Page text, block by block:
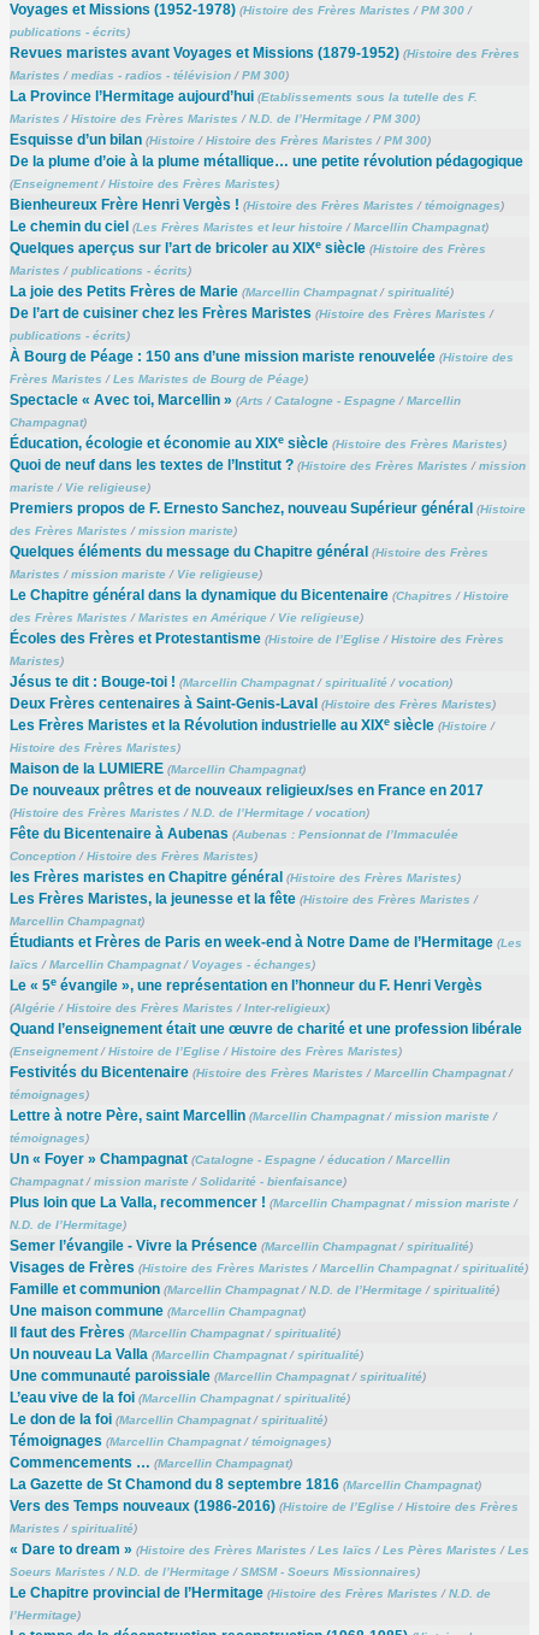
Voyages et Missions (1952-1978) (Histoire des Frères Maristes /PM 300/
publications - écrits)
Revues maristes avant Voyages et Missions (1879-1952) (Histoire des Frères
Maristes /medias - radios - télévision/PM 300)
La Province l’Hermitage aujourd’hui (Etablissements sous la tutelle des F.
Maristes /Histoire des Frères Maristes /N.D. de l’Hermitage/PM 300)
Esquisse d’un bilan (Histoire/Histoire des Frères Maristes /PM 300)
De la plume d’oie à la plume métallique… une petite révolution pédagogique
(Enseignement/Histoire des Frères Maristes)
Bienheureux Frère Henri Vergès ! (Histoire des Frères Maristes /témoignages)
Le chemin du ciel (Les Frères Maristes et leur histoire/Marcellin Champagnat)
Quelques aperçus sur l’art de bricoler au XIXesiècle (Histoire des Frères
Maristes /publications - écrits)
La joie des Petits Frères de Marie (Marcellin Champagnat/spiritualité)
De l’art de cuisiner chez les Frères Maristes (Histoire des Frères Maristes /
publications - écrits)
À Bourg de Péage : 150 ans d’une mission mariste renouvelée (Histoire des
Frères Maristes /Les Maristes de Bourg de Péage)
Spectacle « Avec toi, Marcellin » (Arts /Catalogne - Espagne/Marcellin
Champagnat)
Éducation, écologie et économie au XIXesiècle (Histoire des Frères Maristes)
Quoi de neuf dans les textes de l’Institut ? (Histoire des Frères Maristes /mission
mariste/ Vie religieuse)
Premiers propos de F. Ernesto Sanchez, nouveau Supérieur général (Histoire
des Frères Maristes /mission mariste)
Quelques éléments du message du Chapitre général (Histoire des Frères
Maristes /mission mariste/ Vie religieuse)
Le Chapitre général dans la dynamique du Bicentenaire (Chapitres /Histoire
des Frères Maristes /Maristes en Amérique/ Vie religieuse)
Écoles des Frères et Protestantisme (Histoire de l’Eglise/Histoire des Frères
Maristes)
Jésus te dit : Bouge-toi ! (Marcellin Champagnat/spiritualité/vocation)
Deux Frères centenaires à Saint-Genis-Laval (Histoire des Frères Maristes)
Les Frères Maristes et la Révolution industrielle au XIXesiècle (Histoire/
Histoire des Frères Maristes)
Maison de la LUMIERE (Marcellin Champagnat)
De nouveaux prêtres et de nouveaux religieux/ses en France en 2017
(Histoire des Frères Maristes /N.D. de l’Hermitage/vocation)
Fête du Bicentenaire à Aubenas (Aubenas : Pensionnat de l’Immaculée
Conception/Histoire des Frères Maristes)
les Frères maristes en Chapitre général (Histoire des Frères Maristes)
Les Frères Maristes, la jeunesse et la fête (Histoire des Frères Maristes /
Marcellin Champagnat)
Étudiants et Frères de Paris en week-end à Notre Dame de l’Hermitage (Les
laïcs /Marcellin Champagnat/ Voyages - échanges)
Le « 5eévangile », une représentation en l’honneur du F. Henri Vergès
(Algérie/Histoire des Frères Maristes /Inter-religieux)
Quand l’enseignement était une œuvre de charité et une profession libérale
(Enseignement/Histoire de l’Eglise/Histoire des Frères Maristes)
Festivités du Bicentenaire (Histoire des Frères Maristes /Marcellin Champagnat/
témoignages)
Lettre à notre Père, saint Marcellin (Marcellin Champagnat/mission mariste/
témoignages)
Un « Foyer » Champagnat (Catalogne - Espagne/éducation/Marcellin
Champagnat/mission mariste/Solidarité - bienfaisance)
Plus loin que La Valla, recommencer ! (Marcellin Champagnat/mission mariste/
N.D. de l’Hermitage)
Semer l’évangile - Vivre la Présence (Marcellin Champagnat/ spiritualité)
Visages de Frères (Histoire des Frères Maristes /Marcellin Champagnat/spiritualité)
Famille et communion (Marcellin Champagnat/N.D. de l’Hermitage/ spiritualité)
Une maison commune (Marcellin Champagnat)
Il faut des Frères (Marcellin Champagnat/ spiritualité)
Un nouveau La Valla (Marcellin Champagnat/spiritualité)
Une communauté paroissiale (Marcellin Champagnat/ spiritualité)
L’eau vive de la foi (Marcellin Champagnat/spiritualité)
Le don de la foi (Marcellin Champagnat/ spiritualité)
Témoignages (Marcellin Champagnat/témoignages)
Commencements … (Marcellin Champagnat)
La Gazette de St Chamond du 8 septembre 1816 (Marcellin Champagnat)
Vers des Temps nouveaux (1986-2016) (Histoire de l’Eglise/Histoire des Frères
Maristes / spiritualité)
« Dare to dream » (Histoire des Frères Maristes /Les laïcs /Les Pères Maristes /Les
Soeurs Maristes /N.D. de l’Hermitage/SMSM - Soeurs Missionnaires)
Le Chapitre provincial de l’Hermitage (Histoire des Frères Maristes /N.D. de
l’Hermitage)